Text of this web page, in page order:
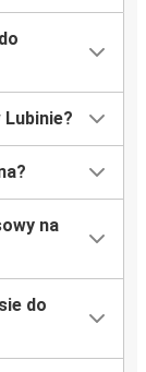
na
do